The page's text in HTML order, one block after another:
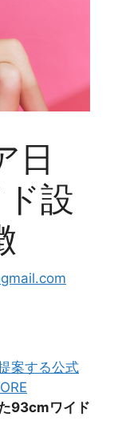
日
設
案する公式
93cmワイド